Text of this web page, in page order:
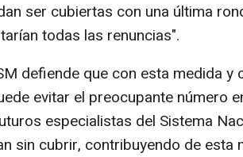
ser cubiertas con una última
todas las renuncias".
defiende que con esta medida y
evitar el preocupante número
especialistas del Sistema
sin cubrir, contribuyendo de esta